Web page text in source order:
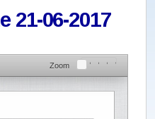
21-06-2017
Zoom